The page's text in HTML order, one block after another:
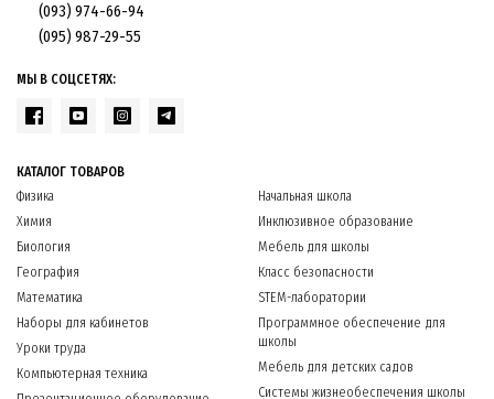
(093) 974-66-94
(095) 987-29-55
МЫ В СОЦСЕТЯХ:
КАТАЛОГ ТОВАРОВ
Физика
Химия
Биология
География
Математика
Наборы для кабинетов
Уроки труда
Компьютерная техника
Начальная школа
Инклюзивное образование
Мебель для школы
Класс безопасности
STEM-лаборатории
Программное обеспечение для
школы
Мебель для детских садов
Системы жизнеобеспечения школы